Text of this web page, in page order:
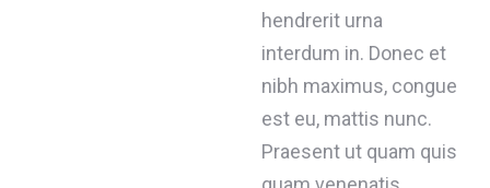
hendrerit urna
interdum in. Donec et
nibh maximus, congue
est eu, mattis nunc.
Praesent ut quam quis